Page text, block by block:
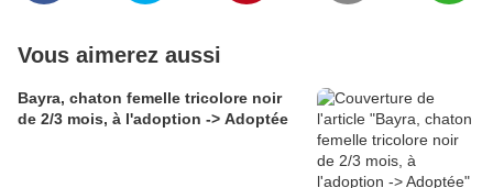
Vous aimerez aussi
Bayra, chaton femelle tricolore noir
de 2/3 mois, à l'adoption -> Adoptée